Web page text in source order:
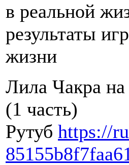
в реальной
результаты
жизни
Лила Чакра
(1 часть)
Рутуб https://